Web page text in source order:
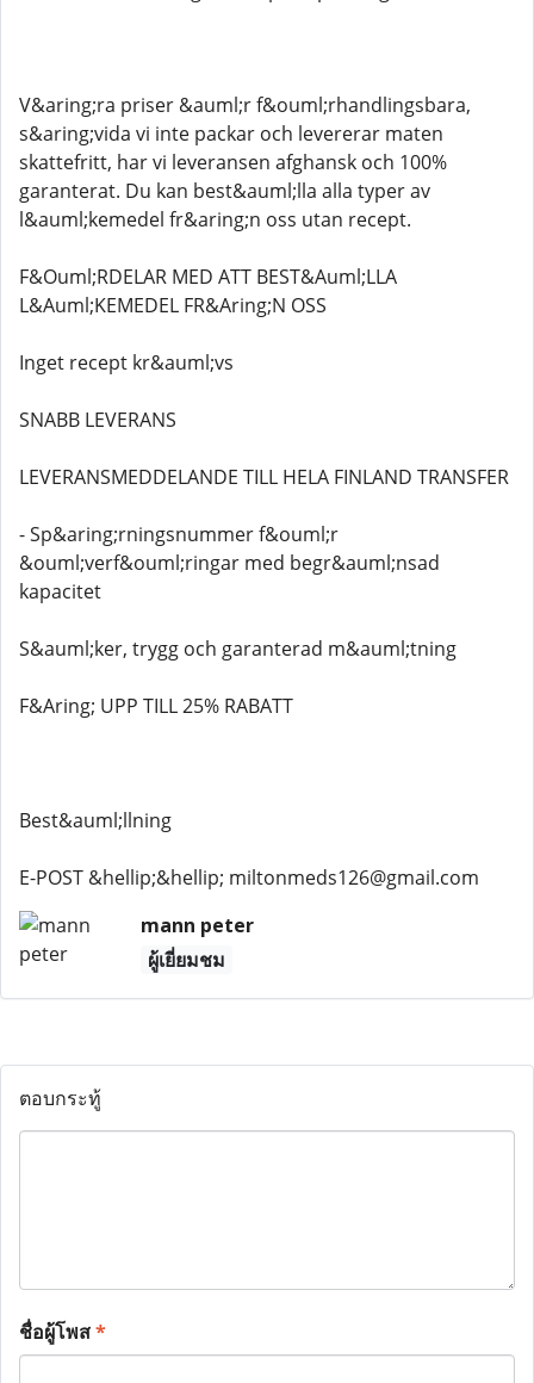
V&aring;ra priser &auml;r f&ouml;rhandlingsbara,
s&aring;vida vi inte packar och levererar maten
skattefritt, har vi leveransen afghansk och 100%
garanterat. Du kan best&auml;lla alla typer av
l&auml;kemedel fr&aring;n oss utan recept.
F&Ouml;RDELAR MED ATT BEST&Auml;LLA
L&Auml;KEMEDEL FR&Aring;N OSS
Inget recept kr&auml;vs
SNABB LEVERANS
LEVERANSMEDDELANDE TILL HELA FINLAND TRANSFER
- Sp&aring;rningsnummer f&ouml;r
&ouml;verf&ouml;ringar med begr&auml;nsad
kapacitet
S&auml;ker, trygg och garanterad m&auml;tning
F&Aring; UPP TILL 25% RABATT
Best&auml;llning
E-POST &hellip;&hellip; miltonmeds126@gmail.com
mann peter
ผู้เยี่ยมชม
ตอบกระทู้
ชื่อผู้โพส*